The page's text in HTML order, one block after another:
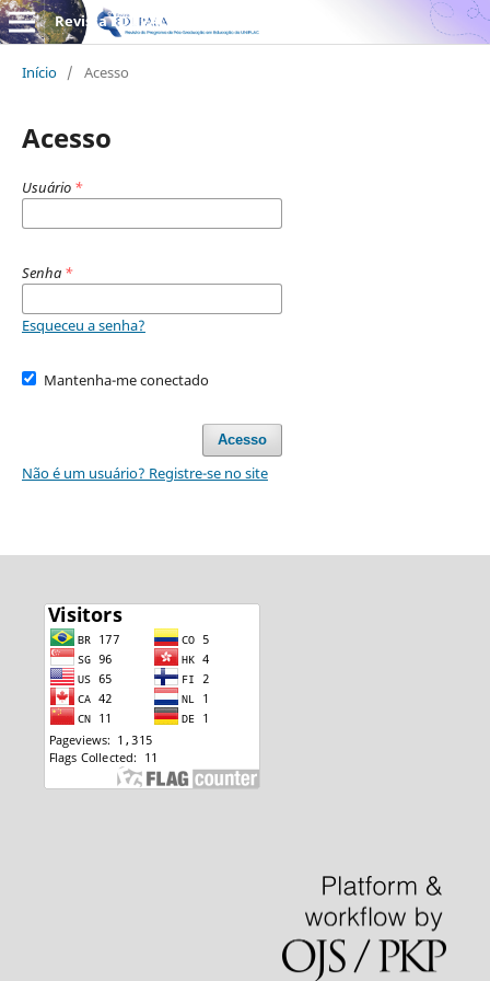
Revista EDUPALA
Início / Acesso
Acesso
Usuário *
Senha *
Esqueceu a senha?
Mantenha-me conectado
Acesso
Não é um usuário? Registre-se no site